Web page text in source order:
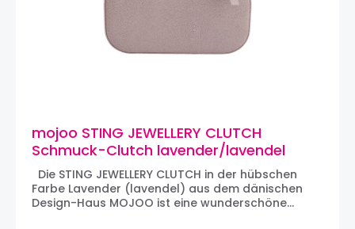
mojoo STING JEWELLERY CLUTCH
Schmuck-Clutch lavender/lavendel
Die STING JEWELLERY CLUTCH in der hübschen
Farbe Lavender (lavendel) aus dem dänischen
Design-Haus MOJOO ist eine wunderschöne